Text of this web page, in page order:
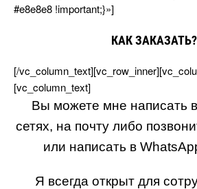
#e8e8e8 !important;}»]
КАК ЗАКАЗАТЬ?
[/
[vc_column_text]
ы можете мне написать
сетях, на почту либо
или написать в
Я всегда открыт для